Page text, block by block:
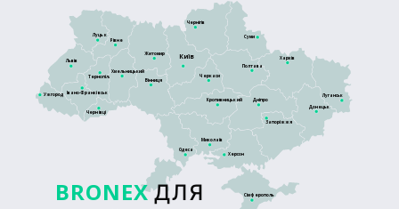
BRONEX ДЛЯ
Сімферополь
Луцьк
Київ
Житомир
Тернопіль
Рівне
Львів
Дніпро
Кропивницький
Харків
Полтава
Черкаси
Суми
Чернігів
Запоріжжя
Херсон
Донецьк
Луганськ
Ужгород
Чернівці
Вінниця
Хмельницький
Івано-Франківськ
Миколаїв
Одеса